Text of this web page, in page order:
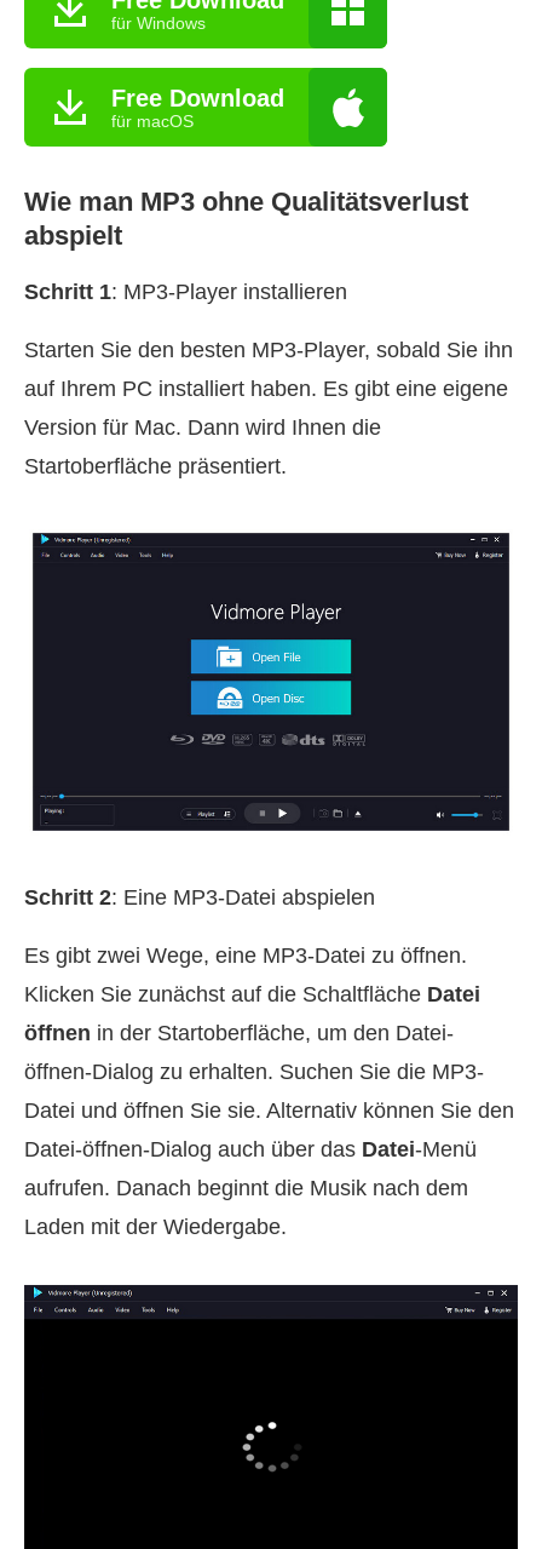
für Windows
Free Download
für macOS
Wie man MP3 ohne Qualitätsverlust
abspielt
Schritt 1: MP3-Player installieren
Starten Sie den besten MP3-Player, sobald Sie ihn
auf Ihrem PC installiert haben. Es gibt eine eigene
Version für Mac. Dann wird Ihnen die
Startoberfläche präsentiert.
Schritt 2: Eine MP3-Datei abspielen
Es gibt zwei Wege, eine MP3-Datei zu öffnen.
Klicken Sie zunächst auf die Schaltfläche Datei
öffnen in der Startoberfläche, um den Datei-
öffnen-Dialog zu erhalten. Suchen Sie die MP3-
Datei und öffnen Sie sie. Alternativ können Sie den
Datei-öffnen-Dialog auch über das Datei-Menü
aufrufen. Danach beginnt die Musik nach dem
Laden mit der Wiedergabe.